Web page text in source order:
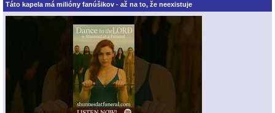
Táto kapela má milióny fanúšikov - až na to, že neexistuje